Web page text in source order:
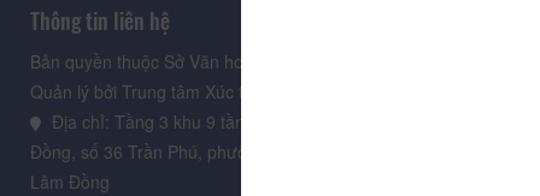
Thông tin liên hệ
Bản quyền thuộc Sở Văn hoá, Thể thao và Du lịch Lâm Đồng.
Quản lý bởi Trung tâm Xúc tiến Du lịch Lâm Đồng
Địa chỉ: Tầng 3 khu 9 tầng, Trung tâm Hành chính tỉnh Lâm
Đồng, số 36 Trần Phú, phường Xuân Hương - Đà Lạt, tỉnh
Lâm Đồng